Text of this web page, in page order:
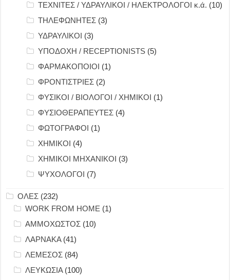
ΤΕΧΝΙΤΕΣ / ΥΔΡΑΥΛΙΚΟΙ / ΗΛΕΚΤΡΟΛΟΓΟΙ κ.ά. (10)
ΤΗΛΕΦΩΝΗΤΕΣ (3)
ΥΔΡΑΥΛΙΚΟΙ (3)
ΥΠΟΔΟΧΗ / RECEPTIONISTS (5)
ΦΑΡΜΑΚΟΠΟΙΟΙ (1)
ΦΡΟΝΤΙΣΤΡΙΕΣ (2)
ΦΥΣΙΚΟΙ / ΒΙΟΛΟΓΟΙ / ΧΗΜΙΚΟΙ (1)
ΦΥΣΙΟΘΕΡΑΠΕΥΤΕΣ (4)
ΦΩΤΟΓΡΑΦΟΙ (1)
ΧΗΜΙΚΟΙ (4)
ΧΗΜΙΚΟΙ ΜΗΧΑΝΙΚΟΙ (3)
ΨΥΧΟΛΟΓΟΙ (7)
ΟΛΕΣ (232)
WORK FROM HOME (1)
ΑΜΜΟΧΩΣΤΟΣ (10)
ΛΑΡΝΑΚΑ(41)
ΛΕΜΕΣΟΣ (84)
ΛΕΥΚΩΣΙΑ(100)